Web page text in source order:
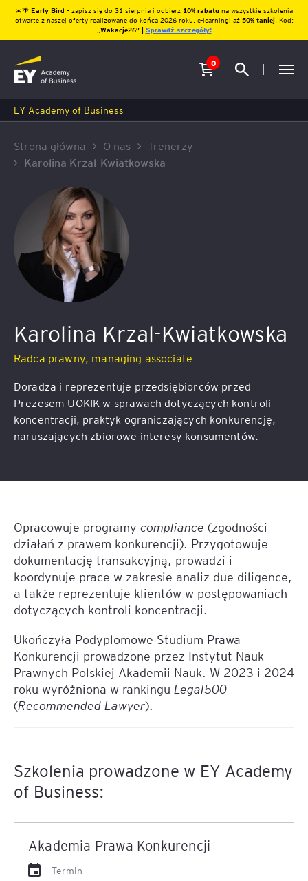
☀️🌴 Early Bird – zapisz się do 31 sierpnia i odbierz10% rabatu na wszystkie szkolenia
otwarte z naszej oferty realizowane do końca 2026 roku, e-learningi aż 50% taniej. Kod:
Wakacje26″ | Sprawdź szczegóły!
0
EY Academy of Business
Strona główna O nas
Trenerzy
Karolina Krzal-Kwiatkowska
Karolina Krzal-Kwiatkowska
Radca prawny, managing associate
Doradza i reprezentuje przedsiębiorców przed
Prezesem UOKIK w sprawach dotyczących kontroli
koncentracji, praktyk ograniczających konkurencję,
naruszających zbiorowe interesy konsumentów.
Opracowuje programy compliance (zgodności
działań z prawem konkurencji). Przygotowuje
dokumentację transakcyjną, prowadzi i
koordynuje prace w zakresie analiz due diligence,
a także reprezentuje klientów w postępowaniach
dotyczących kontroli koncentracji.
Ukończyła Podyplomowe Studium Prawa
Konkurencji prowadzone przez Instytut Nauk
Prawnych Polskiej Akademii Nauk. W 2023 i 2024
roku wyróżniona w rankingu Legal500
(Recommended Lawyer).
Szkolenia prowadzone w EY Academy
of Business:
Akademia Prawa Konkurencji
Termin